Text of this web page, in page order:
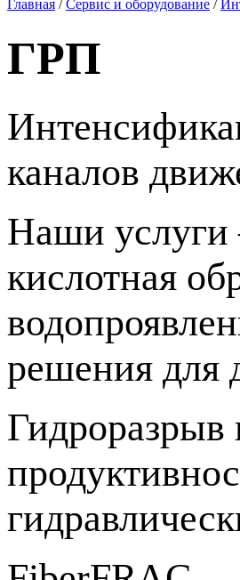
Главная / Сервис и оборудование /
ГРП
каналов
Наши услуги
кислотная
решения для